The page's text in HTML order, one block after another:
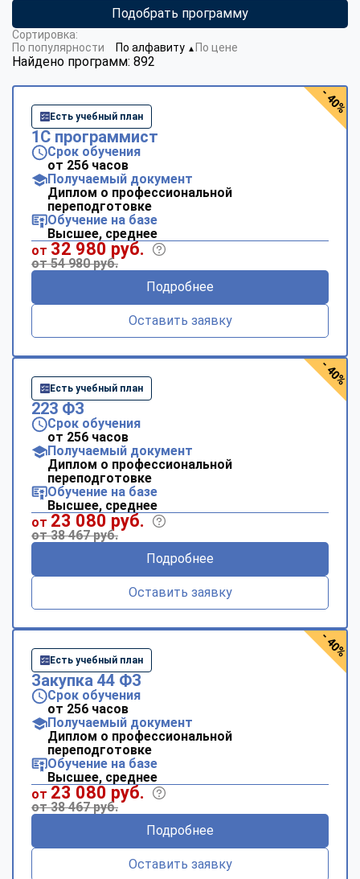
Подобрать программу
Найдено программ: 892
Сортировка:
По популярности
По алфавиту ▼ По цене
Есть учебный план
1С программист
Срок обучения
от 256 часов
Получаемый документ
Диплом о профессиональной
переподготовке
Обучение на базе
Высшее, среднее
от 32 980 руб.
от 54 980 руб.
Подробнее
Оставить заявку
- 40%
Есть учебный план
223 ФЗ
Срок обучения
от 256 часов
Получаемый документ
Диплом о профессиональной
переподготовке
Обучение на базе
Высшее, среднее
от 23 080 руб.
от 38 467 руб.
Подробнее
Оставить заявку
- 40%
Есть учебный план
Закупка 44 ФЗ
Срок обучения
от 256 часов
Получаемый документ
Диплом о профессиональной
переподготовке
Обучение на базе
Высшее, среднее
от 23 080 руб.
от 38 467 руб.
Подробнее
Оставить заявку
- 40%